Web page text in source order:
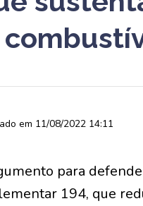
em 11/08/2022 14:11
para
194, que